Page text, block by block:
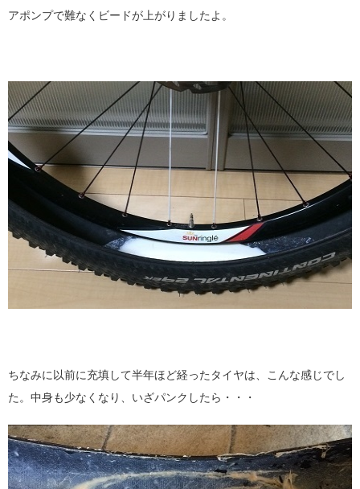
アポンプで難なくビードが上がりましたよ。
ちなみに以前に充填して半年ほど経ったタイヤは、こんな感じでし
た。中身も少なくなり、いざパンクしたら・・・